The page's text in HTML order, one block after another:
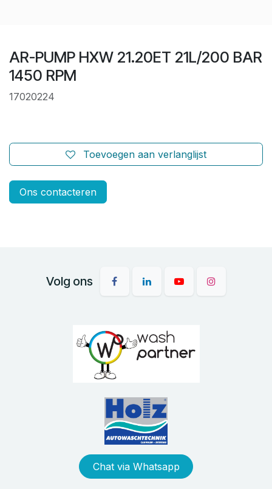
AR-PUMP HXW 21.20ET 21L/200 BAR
1450 RPM
17020224
Toevoegen aan verlanglijst
Ons contacteren
Volg ons
Chat via Whatsapp